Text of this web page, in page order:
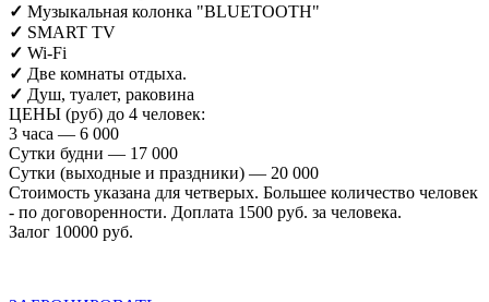
✓ Музыкальная колонка "BLUETOOTH"
✓ SMART TV
✓ Wi-Fi
✓ Две комнаты отдыха.
✓ Душ, туалет, раковина
ЦЕНЫ (руб) до 4 человек:
3 часа — 6 000
Сутки будни — 17 000
Сутки (выходные и праздники) — 20 000
Стоимость указана для четверых. Большее количество человек
- по договоренности. Доплата 1500 руб. за человека.
Залог 10000 руб.